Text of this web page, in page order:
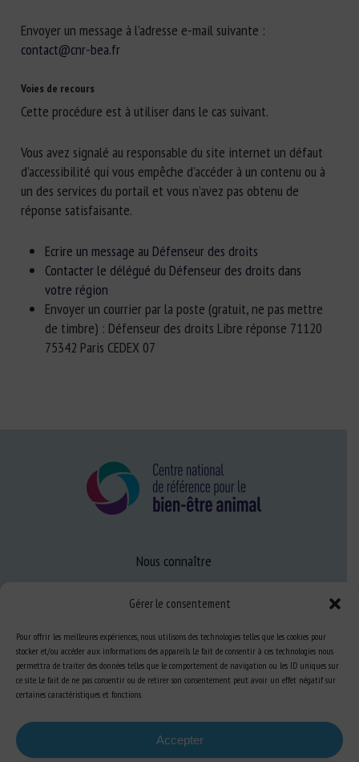
Gérer le consentement
Pour offrir les meilleures expériences, nous utilisons des technologies telles que les cookies pour
stocker et/ou accéder aux informations des appareils. Le fait de consentir à ces technologies nous
permettra de traiter des données telles que le comportement de navigation ou les ID uniques sur
ce site. Le fait de ne pas consentir ou de retirer son consentement peut avoir un effet négatif sur
certaines caractéristiques et fonctions.
Accepter
Envoyer un message à l’adresse e-mail suivante :
contact@cnr-bea.fr
Voies de recours
Cette procédure est à utiliser dans le cas suivant.
Vous avez signalé au responsable du site internet un défaut
d’accessibilité qui vous empêche d’accéder à un contenu ou à
un des services du portail et vous n’avez pas obtenu de
réponse satisfaisante.
Ecrire un message au Défenseur des droits
Contacter le délégué du Défenseur des droits dans
votre région
Envoyer un courrier par la poste (gratuit, ne pas mettre
de timbre) : Défenseur des droits Libre réponse 71120
75342 Paris CEDEX 07
Nous connaître
Expertise
S’informer sur le BEA
Se former au BEA
Ressources